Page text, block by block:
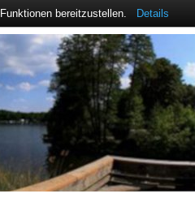
bereitzustellen. Details